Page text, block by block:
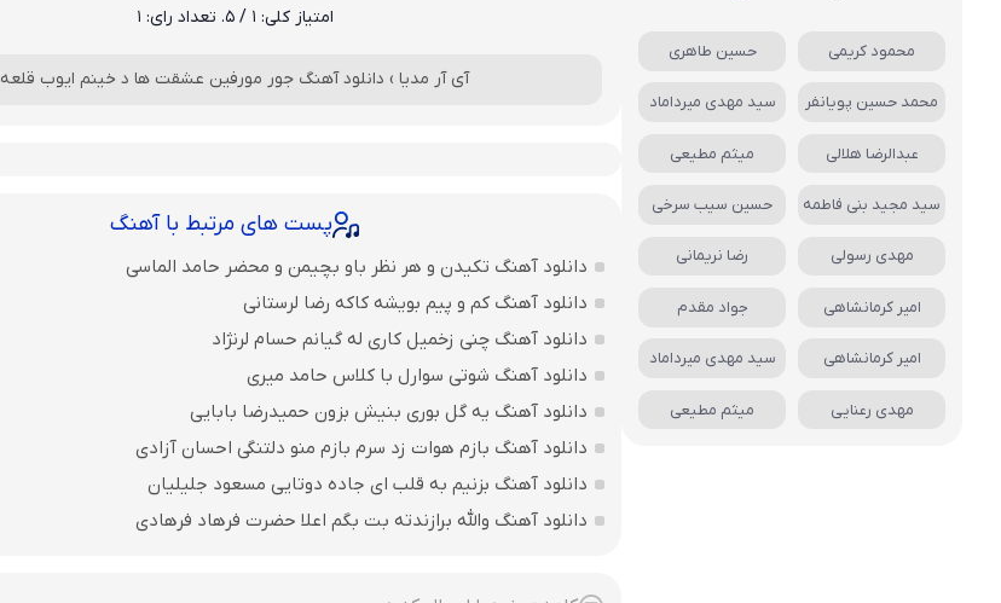
امتیاز کلی: 1 / 5. تعداد رای: 1
آی آر مدیا › دانلود آهنگ جور مورفین عشقت ها د خینم ایوب قلعه
پست های مرتبط با آهنگ
دانلود آهنگ تکیدن و هر نظر باو بچیمن و محضر حامد الماسی
دانلود آهنگ کم و پیم بویشه کاکه رضا لرستانی
دانلود آهنگ چنی زخمیل کاری له گیانم حسام لرنژاد
دانلود آهنگ شوتی سوارل با کلاس حامد میری
دانلود آهنگ یه گل بوری بنیش بزون حمیدرضا بابایی
دانلود آهنگ بازم هوات زد سرم بازم منو دلتنگی احسان آزادی
دانلود آهنگ بزنیم به قلب ای جاده دوتایی مسعود جلیلیان
دانلود آهنگ والله برازندته بت بگم اعلا حضرت فرهاد فرهادی
محمود کریمی حسین طاهری
محمد حسین پویانفر سید مهدی میرداماد
عبدالرضا هلالی میثم مطیعی
سید مجید بنی فاطمه حسین سیب سرخی
مهدی رسولی رضا نریمانی
امیر کرمانشاهی جواد مقدم
امیر کرمانشاهی سید مهدی میرداماد
مهدی رعنایی میثم مطیعی